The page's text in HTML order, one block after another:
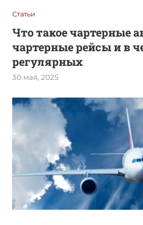
Статьи
Что такое чартерные
чартерные рейсы и в
регулярных
30 мая, 2025